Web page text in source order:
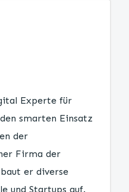
Experte für
smarten Einsatz
der
Firma der
baut er diverse
und Startups auf.